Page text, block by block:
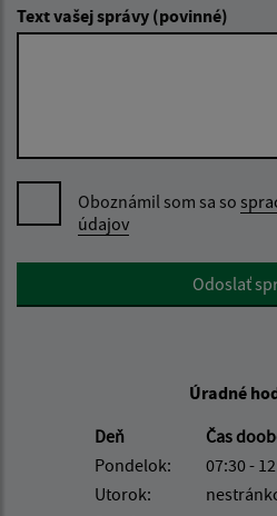
Text vašej správy (povinné)
Oboznámil som sa so
údajov
Google reCaptcha ResponseOdoslať
Úradné
Deň
Čas
Pondelok:
07:30 -
Utorok: